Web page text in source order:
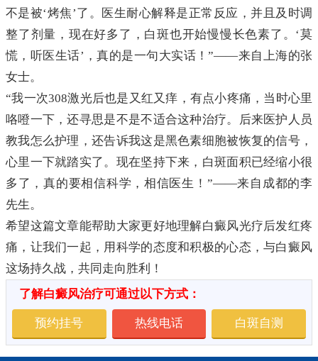
不是被‘烤焦’了。医生耐心解释是正常反应，并且及时调
整了剂量，现在好多了，白斑也开始慢慢长色素了。‘莫
慌，听医生话’，真的是一句大实话！”——来自上海的张
女士。
“我一次308激光后也是又红又痒，有点小疼痛，当时心里
咯噔一下，还寻思是不是不适合这种治疗。后来医护人员
教我怎么护理，还告诉我这是黑色素细胞被恢复的信号，
心里一下就踏实了。现在坚持下来，白斑面积已经缩小很
多了，真的要相信科学，相信医生！”——来自成都的李
先生。
希望这篇文章能帮助大家更好地理解白癜风光疗后发红疼
痛，让我们一起，用科学的态度和积极的心态，与白癜风
这场持久战，共同走向胜利！
了解白癜风治疗可通过以下方式：
预约挂号 热线电话 白斑自测